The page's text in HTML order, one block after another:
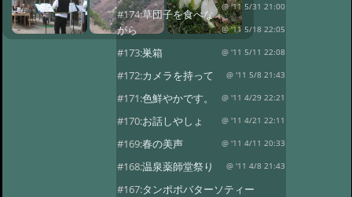
@ '11 5/31 21:00
#174:草団子を食べな
がら
@ '11 5/18 22:05
#173:巣箱 @ '11 5/11 22:08
#172:カメラを持って @ '11 5/8 21:43
#171:色鮮やかです。 @ '11 4/29 22:21
#170:お話しやしょ @ '11 4/21 22:11
#169:春の美声 @ '11 4/11 20:33
#168:温泉薬師堂祭り @ '11 4/8 21:43
#167:タンポポバターソティー